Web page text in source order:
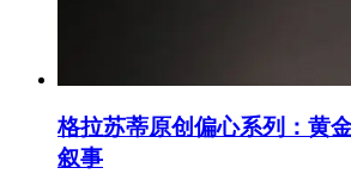
格拉苏蒂原创偏心系列：黄
叙事